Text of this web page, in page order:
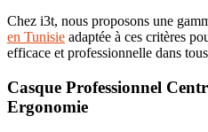
Chez i3t, nous proposons une
en Tunisie adaptée à ces critères
efficace et professionnelle dans
Casque Professionnel
Ergonomie